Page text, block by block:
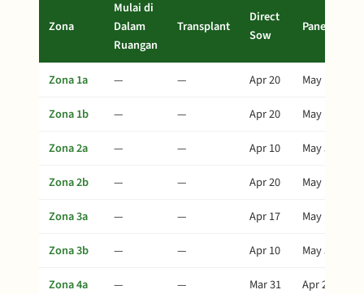
Zona
Mulai di
Dalam
Ruangan
Transplant
Direct
Sow
Panen
Zona 1a — — Apr 20
May 15
Zona 1b
— — Apr 20
May 15
Zona 2a
— — Apr 10
May 5
Zona 2b
— — Apr 20
May 15
Zona 3a
— — Apr 17
May 12
Zona 3b
— — Apr 10
May 5
Zona 4a
— — Mar 31
Apr 25